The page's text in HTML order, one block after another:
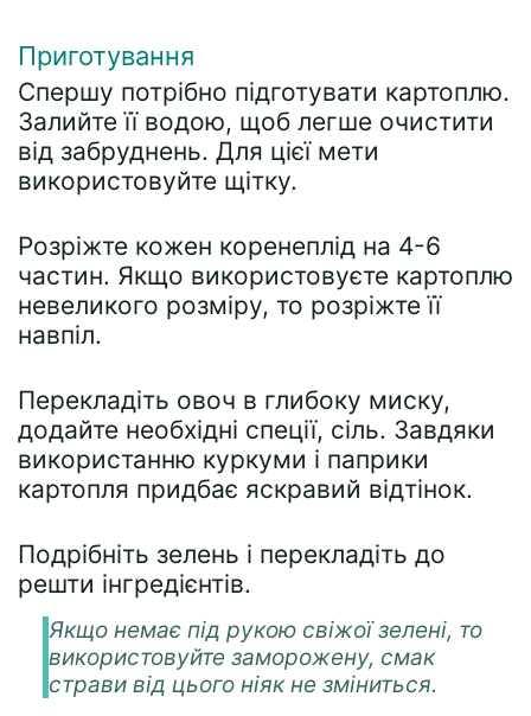
Приготування
Спершу потрібно підготувати картоплю.
Залийте її водою, щоб легше очистити
від забруднень. Для цієї мети
використовуйте щітку.
Розріжте кожен коренеплід на 4-6
частин. Якщо використовуєте картоплю
невеликого розміру, то розріжте її
навпіл.
Перекладіть овоч в глибоку миску,
додайте необхідні спеції, сіль. Завдяки
використанню куркуми і паприки
картопля придбає яскравий відтінок.
Подрібніть зелень і перекладіть до
решти інгредієнтів.
Якщо немає під рукою свіжої зелені, то
використовуйте заморожену, смак
страви від цього ніяк не зміниться.